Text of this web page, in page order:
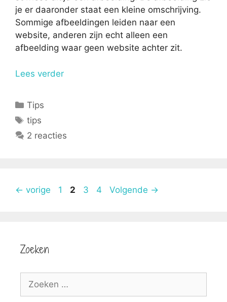
je er daaronder staat een kleine omschrijving.
Sommige afbeeldingen leiden naar een
website, anderen zijn echt alleen een
afbeelding waar geen website achter zit.
Lees verder
Categorieën
Tips
Tags
tips
2 reacties
← vorige Pagina
1 Pagina
2 Pagina
3 Pagina
4 Volgende →
Zoeken
naar: